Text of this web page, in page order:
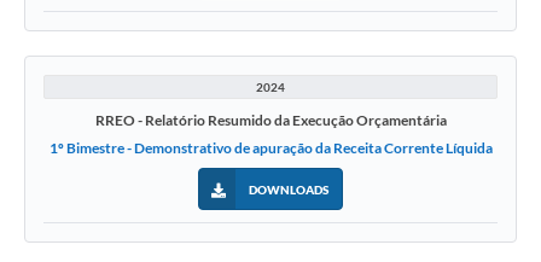
Galeria de Vídeos
Secretarias
Legislação
2024
RREO - Relatório Resumido da Execução Orçamentária
1º Bimestre - Demonstrativo de apuração da Receita Corrente Líquida
DOWNLOADS